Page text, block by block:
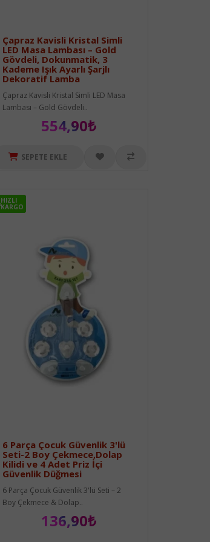
Çapraz Kavisli Kristal Simli
LED Masa Lambası – Gold
Gövdeli, Dokunmatik, 3
Kademe Işık Ayarlı Şarjlı
Dekoratif Lamba
Çapraz Kavisli Kristal Simli LED Masa
Lambası – Gold Gövdeli..
554,90₺
SEPETE EKLE
HIZLI
KARGO
HIZLI
KARGO
6 Parça Çocuk Güvenlik 3'lü
Seti-2 Boy Çekmece,Dolap
Kilidi ve 4 Adet Priz İçi
Güvenlik Düğmesi
6 Parça Çocuk Güvenlik 3'lü Seti – 2
Boy Çekmece & Dolap..
136,90₺